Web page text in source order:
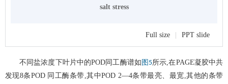
salt stress
Full size PPT slide
不同盐浓度下叶片中的POD同工酶谱如 图5所示,在PAGE凝胶中共
发现8条POD 同工酶条带,其中POD 2—4条带最亮、最宽,其他的条带